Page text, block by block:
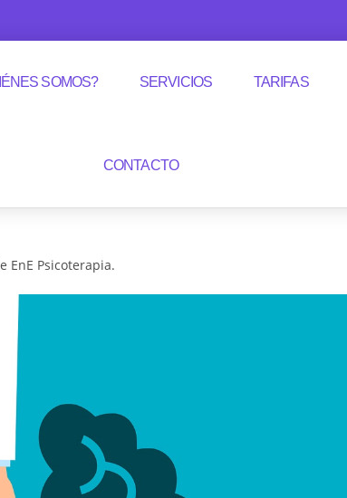
SOMOS? SERVICIOS TARIFAS
CONTACTO
EnE Psicoterapia.